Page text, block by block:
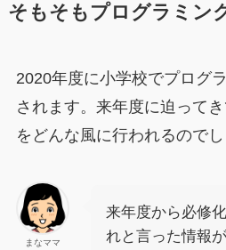
そもそもプログラミン
2020年度に小学校でプログ
されます。来年度に迫って
をどんな風に行われるのでし
まなママ
来年度から必修
れと言った情報